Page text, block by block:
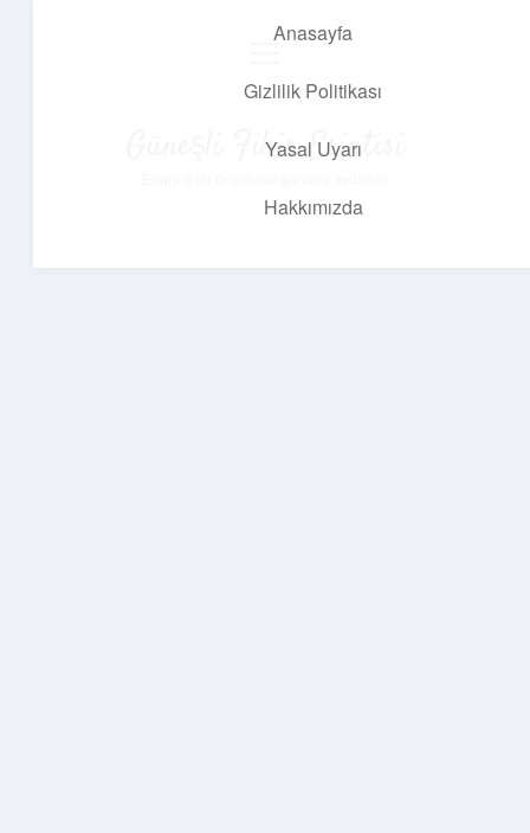
Anasayfa
Gizlilik Politikası
Yasal Uyarı
Hakkımızda
Güneşli Fikir Esintisi